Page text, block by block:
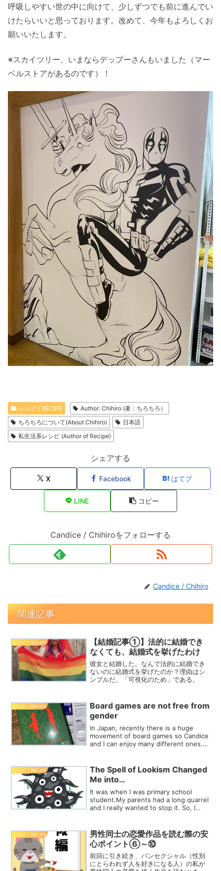
呼吸しやすい世の中に向けて、少しずつでも前に進んでい
けたらいいと思っております。改めて、今年もよろしくお
願いいたします。
※スカイツリー、いまならデップーさんもいました（マー
ベルストアがあるのです）！
レシピ / RECIPE
Author: Chihiro (著：ちろちろ）
ちろちろについて(About Chihiro)
日本語
私生活系レシピ (Author of Recipe)
シェアする
X Facebook はてブ
LINE コピー
Candice / Chihiroをフォローする
Candice / Chihiro
関連記事
レシピ / RECIPE
【結婚記事①】法的に結婚でき
なくても、結婚式を挙げたわけ
彼女と結婚した。なんで法的に結婚でき
ないのに結婚式を挙げたのか？理由はシ
ンプルだ。「可視化のため」である。
レシピ / RECIPE
Board games are not free from
gender
In Japan, recently there is a huge
movement of board games so Candice
and I can enjoy many different ones.
レシピ / RECIPE
The Spell of Lookism Changed
Me into…
It was when I was primary school
student.My parents had a long quarrel
and I really wanted to stop it. So, I
レシピ / RECIPE
男性同士の恋愛作品を読む際の安
心ポイント⑥～⑩
前回に引き続き、パンセクシャル（性別
にとらわれず人を好きになる人）の私が